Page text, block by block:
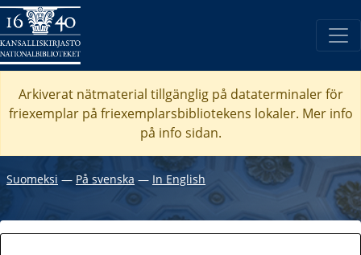
Arkiverat nätmaterial tillgänglig på dataterminaler för
friexemplar på friexemplarsbibliotekens lokaler. Mer info
på info sidan.
Suomeksi ― På svenska ― In English